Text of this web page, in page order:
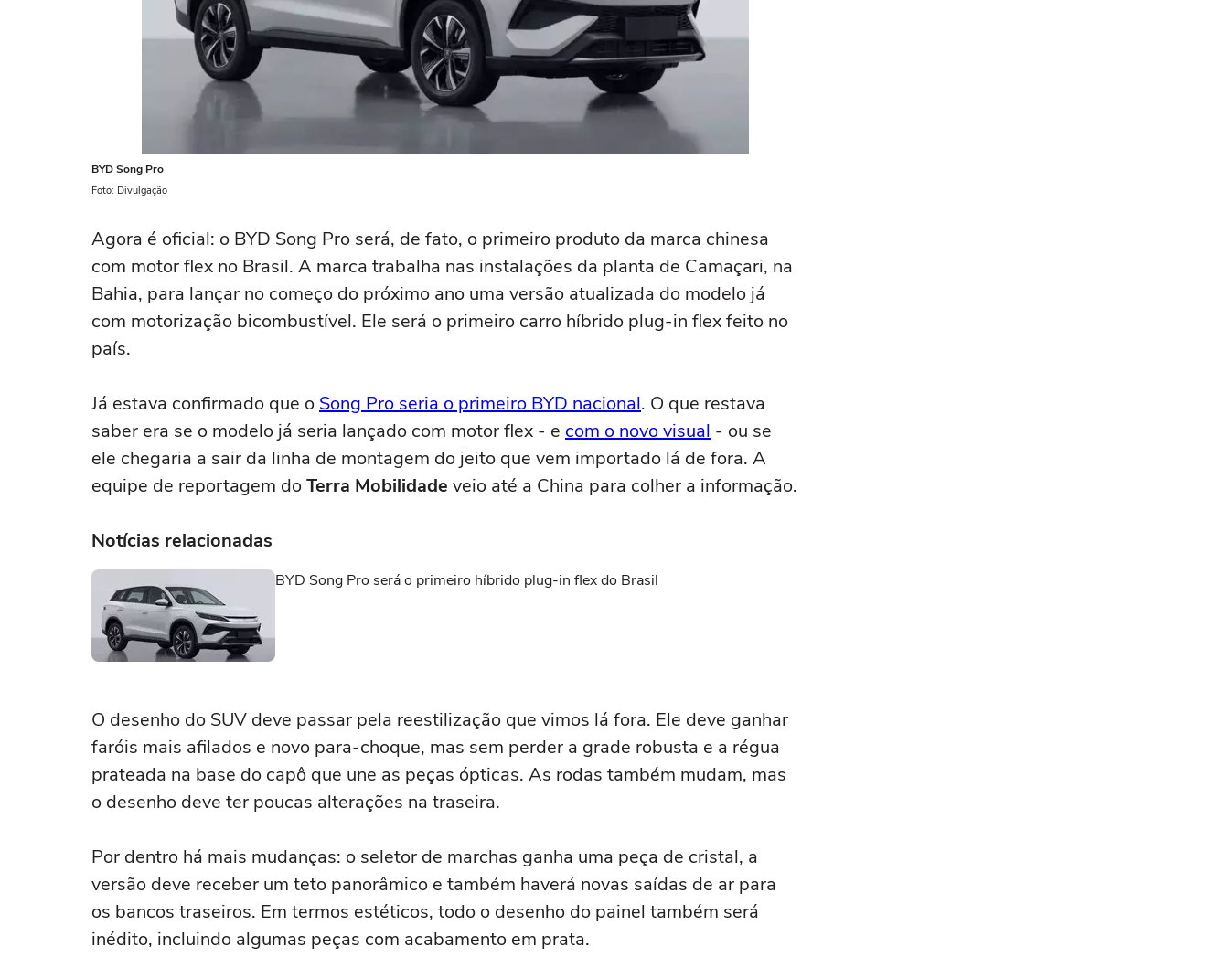
BYD Song Pro
Foto: Divulgação
Agora é oficial: o BYD Song Pro será, de fato, o primeiro produto da marca chinesa
com motor flex no Brasil. A marca trabalha nas instalações da planta de Camaçari, na
Bahia, para lançar no começo do próximo ano uma versão atualizada do modelo já
com motorização bicombustível. Ele será o primeiro carro híbrido plug-in flex feito no
país.
Já estava confirmado que o Song Pro seria o primeiro BYD nacional. O que restava
saber era se o modelo já seria lançado com motor flex - e com o novo visual - ou se
ele chegaria a sair da linha de montagem do jeito que vem importado lá de fora. A
equipe de reportagem doTerra Mobilidade veio até a China para colher a informação.
Notícias relacionadas
BYD Song Pro será o primeiro híbrido plug-in flex do Brasil
O desenho do SUV deve passar pela reestilização que vimos lá fora. Ele deve ganhar
faróis mais afilados e novo para-choque, mas sem perder a grade robusta e a régua
prateada na base do capô que une as peças ópticas. As rodas também mudam, mas
o desenho deve ter poucas alterações na traseira.
Por dentro há mais mudanças: o seletor de marchas ganha uma peça de cristal, a
versão deve receber um teto panorâmico e também haverá novas saídas de ar para
os bancos traseiros. Em termos estéticos, todo o desenho do painel também será
inédito, incluindo algumas peças com acabamento em prata.